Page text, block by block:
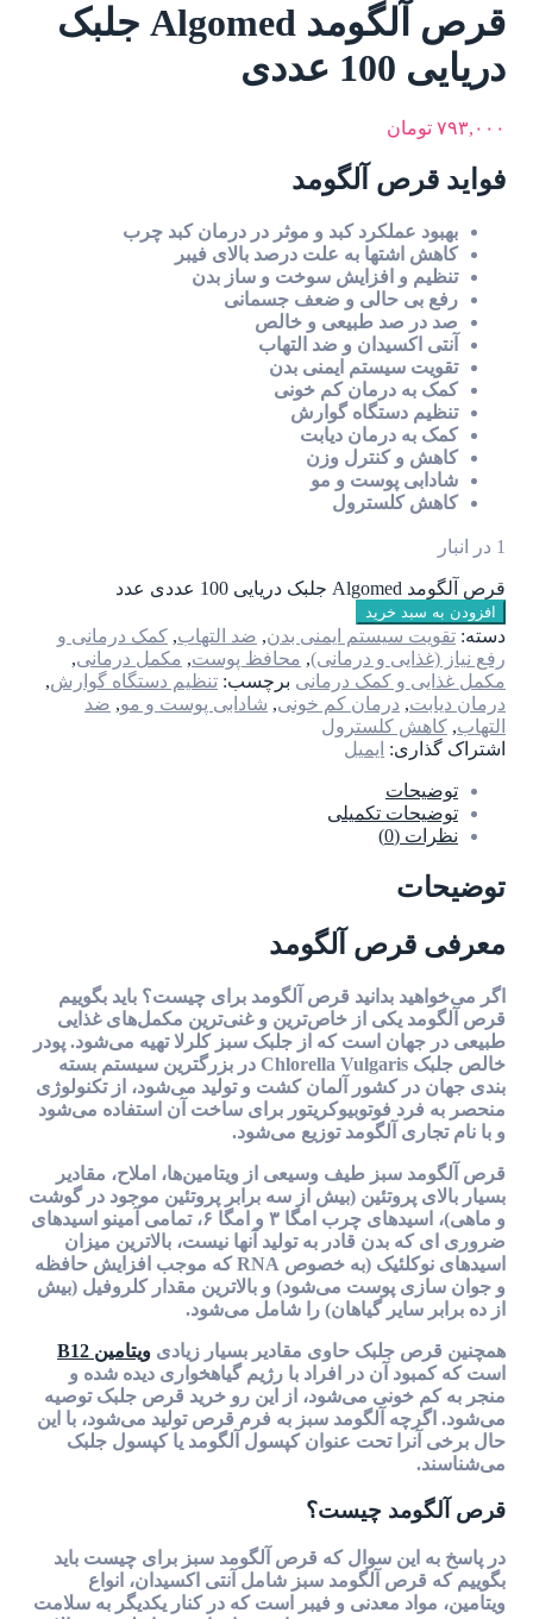
قرص آلگومد Algomed جلبک
دریایی 100 عددی
۷۹۳,۰۰۰ تومان
فواید قرص آلگومد
بهبود عملکرد کبد و موثر در درمان کبد چرب
کاهش اشتها به علت درصد بالای فیبر
تنظیم و افزایش سوخت و ساز بدن
رفع بی حالی و ضعف جسمانی
صد در صد طبیعی و خالص
آنتی اکسیدان و ضد التهاب
تقویت سیستم ایمنی بدن
کمک به درمان کم خونی
تنظیم دستگاه گوارش
کمک به درمان دیابت
کاهش و کنترل وزن
شادابی پوست و مو
کاهش کلسترول
1 در انبار
قرص آلگومد Algomed جلبک دریایی 100 عددی عدد
افزودن به سبد خرید
دسته: تقویت سیستم ایمنی بدن, ضد التهاب, کمک درمانی و
رفع نیاز (غذایی و درمانی), محافظ پوست, مکمل درمانی,
مکمل غذایی و کمک درمانی برچسب: تنظیم دستگاه گوارش,
درمان دیابت, درمان کم خونی, شادابی پوست و مو, ضد
التهاب, کاهش کلسترول
اشتراک گذاری: ایمیل
توضیحات
توضیحات تکمیلی
نظرات (0)
توضیحات
معرفی قرص آلگومد
اگر می‌خواهید بدانید قرص آلگومد برای چیست؟ باید بگوییم
قرص آلگومد یکی از خاص‌ترین و غنی‌ترین مکمل‌های غذایی
طبیعی در جهان است که از جلبک سبز کلرلا تهیه می‌شود. پودر
خالص جلبک Chlorella Vulgaris در بزرگترین سیستم بسته
بندی جهان در کشور آلمان کشت و تولید می‌شود، از تکنولوژی
منحصر به فرد فوتوبیوکریتور برای ساخت آن استفاده می‌شود
و با نام تجاری آلگومد توزیع می‌شود.
قرص آلگومد سبز طیف وسیعی از ویتامین‌ها، املاح، مقادیر
بسیار بالای پروتئین (بیش از سه برابر پروتئین موجود در گوشت
و ماهی)، اسید‌های چرب امگا ۳ و امگا ۶، تمامی آمینو اسیدهای
ضروری ای که بدن قادر به تولید آنها نیست، بالاترین میزان
اسیدهای نوکلئیک (به خصوص RNA که موجب افزایش حافظه
و جوان سازی پوست می‌شود) و بالاترین مقدار کلروفیل (بیش
از ده برابر سایر گیاهان) را شامل می‌شود.
همچنین قرص جلبک حاوی مقادیر بسیار زیادی ویتامین B12
است که کمبود آن در افراد با رژیم گیاهخواری دیده شده و
منجر به کم خونی می‌شود، از این رو خرید قرص جلبک توصیه
می‌شود. اگرچه آلگومد سبز به فرم قرص تولید می‌شود، با این
حال برخی آنرا تحت عنوان کپسول آلگومد یا کپسول جلبک
می‌شناسند.
قرص آلگومد چیست؟
در پاسخ به این سوال که قرص آلگومد سبز برای چیست باید
بگوییم که قرص آلگومد سبز شامل آنتی اکسیدان، انواع
ویتامین، مواد معدنی و فیبر است که در کنار یکدیگر به سلامت